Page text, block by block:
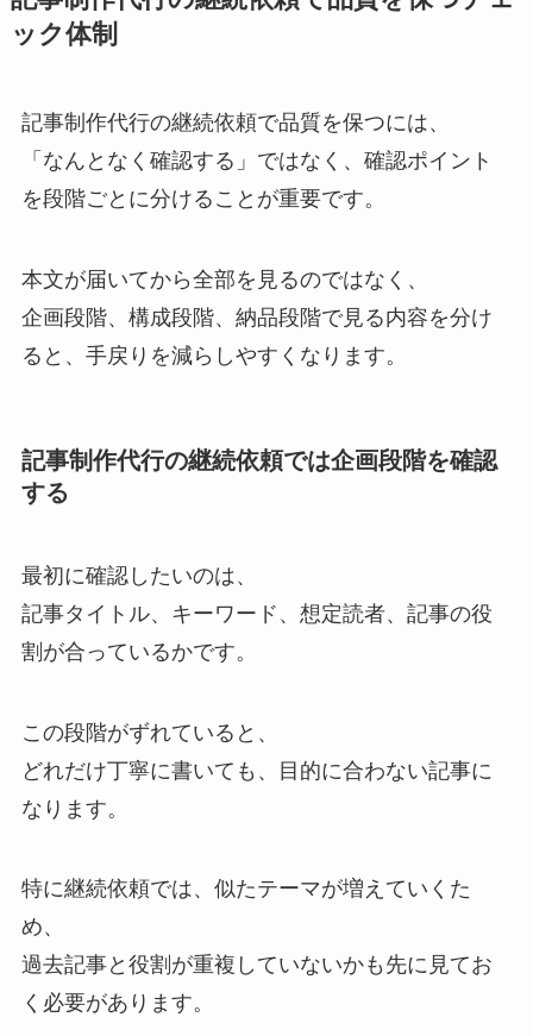
ック体制
記事制作代行の継続依頼で品質を保つには、
「なんとなく確認する」ではなく、確認ポイント
を段階ごとに分けることが重要です。
本文が届いてから全部を見るのではなく、
企画段階、構成段階、納品段階で見る内容を分け
ると、手戻りを減らしやすくなります。
記事制作代行の継続依頼では企画段階を確認
する
最初に確認したいのは、
記事タイトル、キーワード、想定読者、記事の役
割が合っているかです。
この段階がずれていると、
どれだけ丁寧に書いても、目的に合わない記事に
なります。
特に継続依頼では、似たテーマが増えていくた
め、
過去記事と役割が重複していないかも先に見てお
く必要があります。